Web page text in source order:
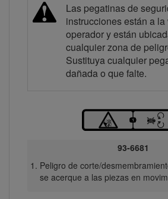
Las pegatinas de
instrucciones están a la
operador y están
cualquier zona de
Sustituya cualquier
dañada o que falte.
93-6681
Peligro de corte/
se acerque a las piezas en